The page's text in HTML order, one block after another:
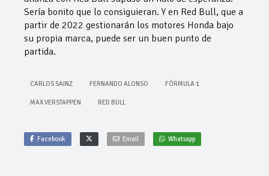
Sería bonito que lo consiguieran. Y en Red Bull, que a
partir de 2022 gestionarán los motores Honda bajo
su propia marca, puede ser un buen punto de
partida.
CARLOS SAINZ FERNANDO ALONSO FÓRMULA 1
MAX VERSTAPPEN RED BULL
Facebook Email Whatsapp